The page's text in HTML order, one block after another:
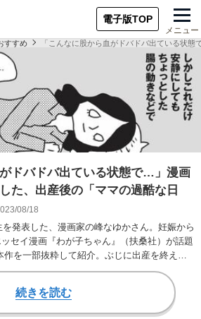
電子版TOP
メニュー
すすめ 「こんなに股から血がドバドバ出ている状
がドバドバ出ている状態で…」漫画
た、出産後の「ママの過酷な日
08/18
発表した、漫画家の峰なゆかさん。妊娠から
セイ漫画『わが子ちゃん』（扶桑社）が話題
を一部抜粋して紹介。ぶじに出産を終え
続きを読む